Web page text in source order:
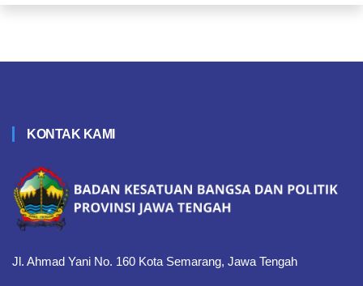
KONTAK KAMI
Jl. Ahmad Yani No. 160 Kota Semarang, Jawa Tengah